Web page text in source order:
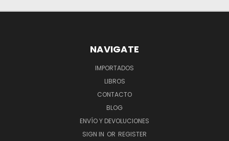
NAVIGATE
IMPORTADOS
LIBROS
CONTACTO
BLOG
ENVÍO Y DEVOLUCIONES
SIGN IN OR REGISTER